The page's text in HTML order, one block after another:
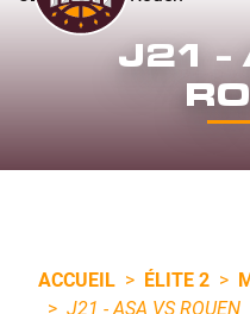
J21 -
ACCUEIL > ÉLITE 2 >
> J21 - ASA VS ROUEN